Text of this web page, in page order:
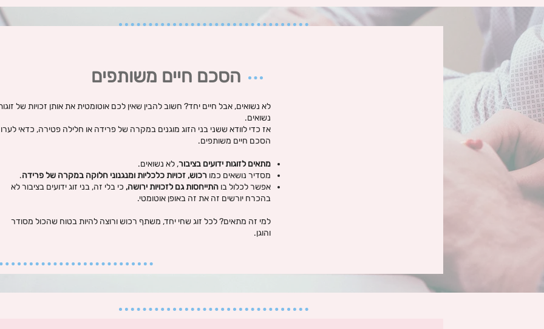
הסכם חיים משותפים
לא נשואים, אבל חיים יחד? חשוב להבין שאין לכם אוטומטית את אותן זכויות של
נשואים.
אז כדי לוודא ששני בני הזוג מוגנים במקרה של פרידה או חלילה פטירה, כדאי
הסכם חיים משותפים.
מתאים לזוגות ידועים בציבור, לא נשואים.
מסדיר נושאים כמו רכוש, זכויות כלכליות ומנגנוני חלוקה במקרה של פרידה.
אפשר לכלול בו התייחסות גם לזכויות ירושה, כי בלי זה, בני זוג ידועים בציבור לא
בהכרח יורשים זה את זה באופן אוטומטי.
למי זה מתאים? לכל זוג שחי יחד, משתף רכוש ורוצה להיות בטוח שהכול מסודר
והוגן.